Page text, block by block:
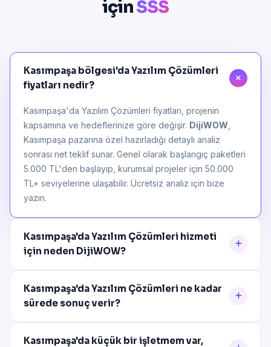
içinSSS
Kasımpaşa bölgesi'da Yazılım Çözümleri
fiyatları nedir?
Kasımpaşa'da Yazılım Çözümleri fiyatları, projenin
kapsamına ve hedeflerinize göre değişir. DijiWOW
Kasımpaşa pazarına özel hazırladığı detaylı analiz
sonrası net teklif sunar. Genel olarak başlangıç paketleri
5.000 TL'den başlayıp, kurumsal projeler için 50.000
TL+ seviyelerine ulaşabilir. Ücretsiz analiz için bize
yazın.
Kasımpaşa'da Yazılım Çözümleri hizmeti
için neden DijiWOW?
Kasımpaşa'da Yazılım Çözümleri ne kadar
sürede sonuç verir?
Kasımpaşa'da küçük bir işletmem var,